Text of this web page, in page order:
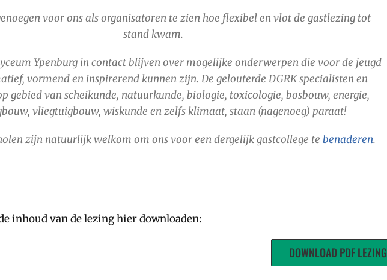
voor ons als organisatoren te zien hoe flexibel en vlot de gastlezing tot
stand kwam.
Ypenburg in contact blijven over mogelijke onderwerpen die voor de jeugd
vormend en inspirerend kunnen zijn. De gelouterde DGRK specialisten en
gebied van scheikunde, natuurkunde, biologie, toxicologie, bosbouw, energie,
vliegtuigbouw, wiskunde en zelfs klimaat, staan (nagenoeg) paraat!
zijn natuurlijk welkom om ons voor een dergelijk gastcollege te benaderen.
inhoud van de lezing hier downloaden:
DOWNLOAD PDF LEZING